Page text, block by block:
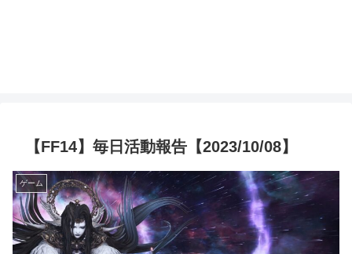
【FF14】毎日活動報告【2023/10/08】
ゲーム